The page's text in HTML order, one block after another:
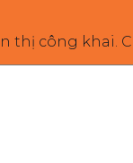
thị công khai.